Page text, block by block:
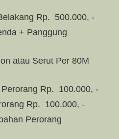
Rp. 500.000, -
+ Panggung
atau Serut Per 80M
Rp. 100.000, -
Rp.
100.000, -
Perorang